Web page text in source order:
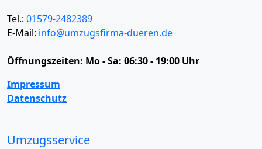
Tel.: 01579-2482389
E-Mail: info@umzugsfirma-dueren.de
Öffnungszeiten: Mo - Sa: 06:30 - 19:00 Uhr
Impressum
Datenschutz
Umzugsservice